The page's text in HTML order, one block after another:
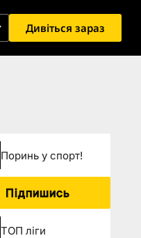
Дивіться зараз
Поринь у спорт!
Підпишись
ТОП ліги